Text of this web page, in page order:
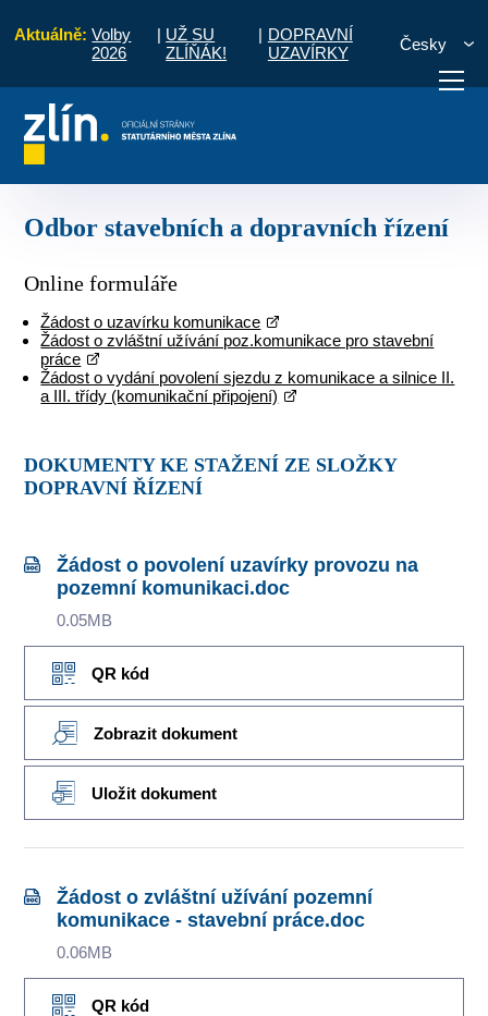
Aktuálně: Volby
2026
| UŽ SU
ZLÍŇÁK!
| DOPRAVNÍ
UZAVÍRKY
Česky
vyřídit Potřebuji zaplatit Diskuzní
Odbor stavebních a dopravních řízení
Online formuláře
Žádost o uzavírku komunikace
Žádost o zvláštní užívání poz.komunikace pro stavební
práce
Žádost o vydání povolení sjezdu z komunikace a silnice II.
a III. třídy (komunikační připojení)
DOKUMENTY KE STAŽENÍ ZE SLOŽKY
DOPRAVNÍ ŘÍZENÍ
Žádost o povolení uzavírky provozu na
pozemní komunikaci.doc
0.05MB
QR kód
Zobrazit dokument
Uložit dokument
Žádost o zvláštní užívání pozemní
komunikace - stavební práce.doc
0.06MB
QR kód